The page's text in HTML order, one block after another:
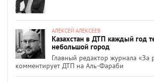
АЛЕКСЕЙ АЛЕКСЕЕВ
Казахстан в ДТП каждый год
небольшой город
Главный редактор журнала «За
комментирует ДТП на Аль-Фараби